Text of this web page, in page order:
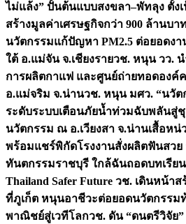
ไม่แล้ง” ปั้นต้นแบบสงขลา–พัทลุง ตั้ง
สร้างมูลค่าเศรษฐกิจกว่า 900 ล้านบา
นวัตกรรมแก้ปัญหา PM2.5 ต่อยอดง
ใต้ อ.แม่จัน จ.เชียงรายวช. หนุน วว.
การผลิตกาแฟ และศูนย์ถ่ายทอดองค์
อ.แม่จริม จ.น่านวช. หนุน มศว. “นวัต
ระดับระบบเตือนภัยน้ำท่วมฉับพลันสู่
นวัตกรรม ณ อ.เวียงสา จ.น่านเสื้อหน่
พร้อมแชร์พิกัดโรงงานสั่งผลิตฟันสวย
ทันตกรรมราชบุรี ใกล้ฉันถอดบทเรียน
Thailand Safer Future วช. เดินหน้า
ที่ภูเก็ต หนุนอาชีวะต่อยอดนวัตกรรม
พาณิชย์สู่เวทีโลกวช. ดัน “ดนตรีวิจัย